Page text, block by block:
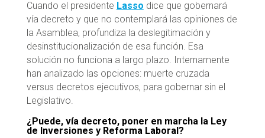
Cuando el presidente Lasso dice que gobernará
vía decreto y que no contemplará las opiniones de
la Asamblea, profundiza la deslegitimación y
desinstitucionalización de esa función. Esa
solución no funciona a largo plazo. Internamente
han analizado las opciones: muerte cruzada
versus decretos ejecutivos, para gobernar sin el
Legislativo.
¿Puede, vía decreto, poner en marcha la Ley
de Inversiones y Reforma Laboral?